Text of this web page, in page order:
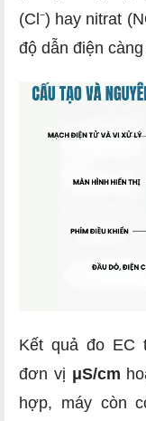
5.1 Chọn
5.2 Chọn
5.3 Chọn
5.4 Chọn
7.1 Máy đo
7.2 Máy đo
7.3 Máy đo
(Cl⁻) hay nitrat
độ dẫn điện
Kết quả đo EC
đơn vị μS/cm
hợp, máy còn